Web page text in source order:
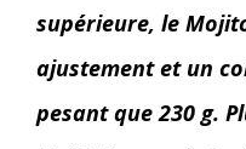
supérieure, le
ajustement et un
pesant que 230 g.